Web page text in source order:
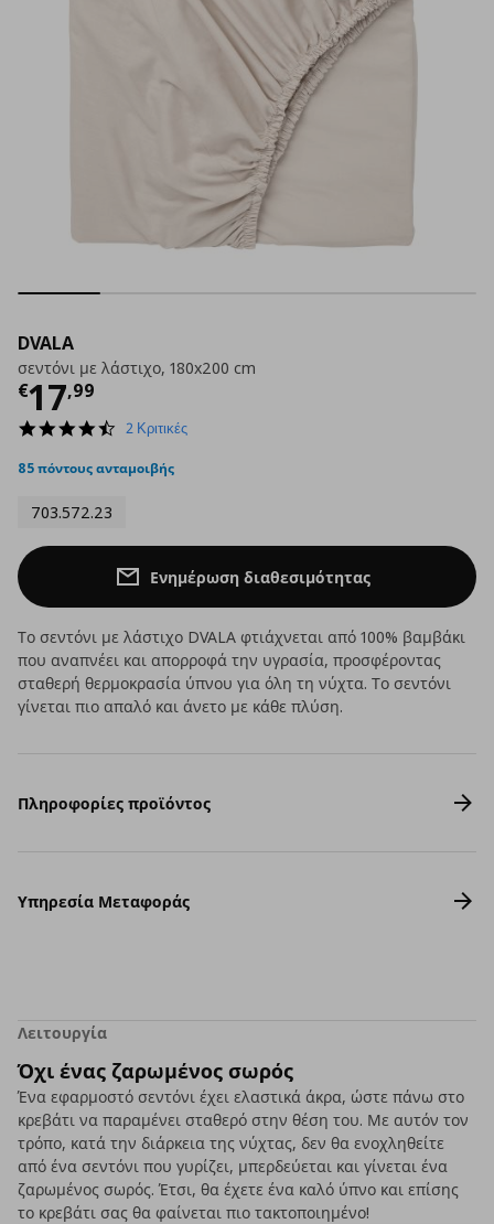
DVALA
σεντόνι με λάστιχο, 180x200 cm
€17,99
Τρέχουσα τιμή
4.5
rating
2 Κριτικές
85 πόντους ανταμοιβής
703.572.23
Ενημέρωση διαθεσιμότητας
Το σεντόνι με λάστιχο DVALA φτιάχνεται από 100% βαμβάκι
που αναπνέει και απορροφά την υγρασία, προσφέροντας
σταθερή θερμοκρασία ύπνου για όλη τη νύχτα. Το σεντόνι
γίνεται πιο απαλό και άνετο με κάθε πλύση.
Πληροφορίες προϊόντος
Υπηρεσία Μεταφοράς
Λειτουργία
Όχι ένας ζαρωμένος σωρός
Ένα εφαρμοστό σεντόνι έχει ελαστικά άκρα, ώστε πάνω στο
κρεβάτι να παραμένει σταθερό στην θέση του. Με αυτόν τον
τρόπο, κατά την διάρκεια της νύχτας, δεν θα ενοχληθείτε
από ένα σεντόνι που γυρίζει, μπερδεύεται και γίνεται ένα
ζαρωμένος σωρός. Έτσι, θα έχετε ένα καλό ύπνο και επίσης
το κρεβάτι σας θα φαίνεται πιο τακτοποιημένο!